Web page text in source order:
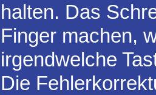
halten. Das
Finger machen,
irgendwelche
Die